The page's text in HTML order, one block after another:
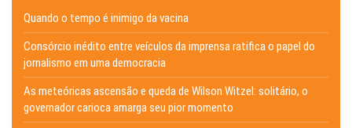
Quando o tempo é inimigo da vacina
Consórcio inédito entre veículos da imprensa ratifica o papel do
jornalismo em uma democracia
As meteóricas ascensão e queda de Wilson Witzel: solitário, o
governador carioca amarga seu pior momento